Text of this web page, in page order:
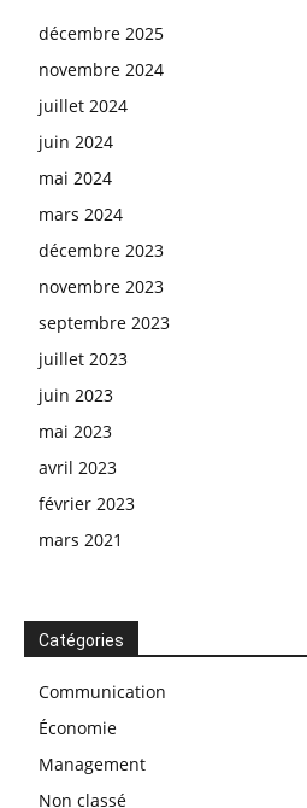
décembre 2025
novembre 2024
juillet 2024
juin 2024
mai 2024
mars 2024
décembre 2023
novembre 2023
septembre 2023
juillet 2023
juin 2023
mai 2023
avril 2023
février 2023
mars 2021
Catégories
Communication
Économie
Management
Non classé